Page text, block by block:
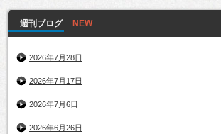
週刊ブログ
2026年7月28日
2026年7月17日
2026年7月6日
2026年6月26日